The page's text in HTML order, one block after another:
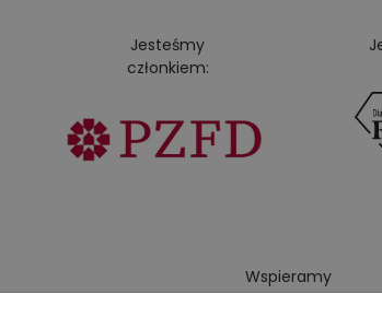
Jesteśmy
członkiem:
Wspieramy
polski żużel: